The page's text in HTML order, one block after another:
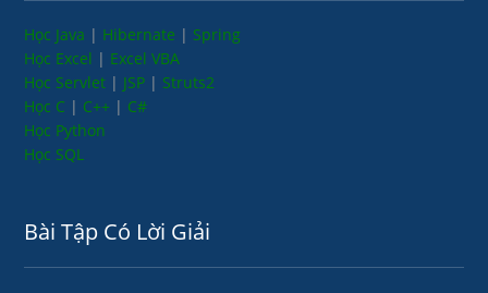
Học Java | Hibernate | Spring
Học Excel | Excel VBA
Học Servlet | JSP | Struts2
Học C | C++ | C#
Học Python
Học SQL
Bài Tập Có Lời Giải